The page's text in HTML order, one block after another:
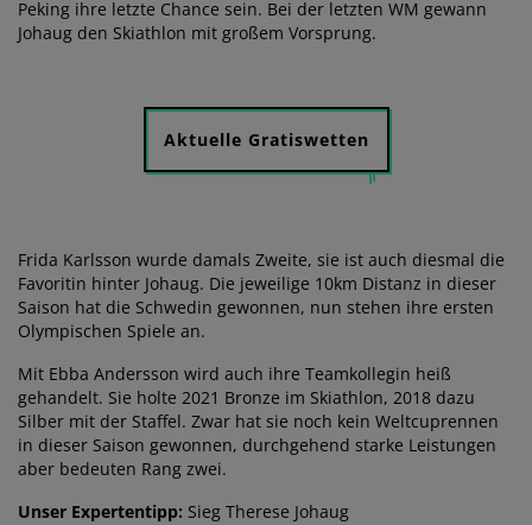
Peking ihre letzte Chance sein. Bei der letzten WM gewann
Johaug den Skiathlon mit großem Vorsprung.
Aktuelle Gratiswetten
Frida Karlsson wurde damals Zweite, sie ist auch diesmal die
Favoritin hinter Johaug. Die jeweilige 10km Distanz in dieser
Saison hat die Schwedin gewonnen, nun stehen ihre ersten
Olympischen Spiele an.
Mit Ebba Andersson wird auch ihre Teamkollegin heiß
gehandelt. Sie holte 2021 Bronze im Skiathlon, 2018 dazu
Silber mit der Staffel. Zwar hat sie noch kein Weltcuprennen
in dieser Saison gewonnen, durchgehend starke Leistungen
aber bedeuten Rang zwei.
Unser Expertentipp: Sieg Therese Johaug